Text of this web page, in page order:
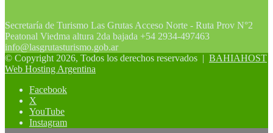
Secretaría de Turismo Las Grutas Acceso Norte - Ruta Prov N°2
Peatonal Viedma altura 2da bajada +54 2934-497463
info@lasgrutasturismo.gob.ar
© Copyright 2026, Todos los derechos reservados | BAHIAHOST
Web Hosting Argentina
Facebook
X
YouTube
Instagram